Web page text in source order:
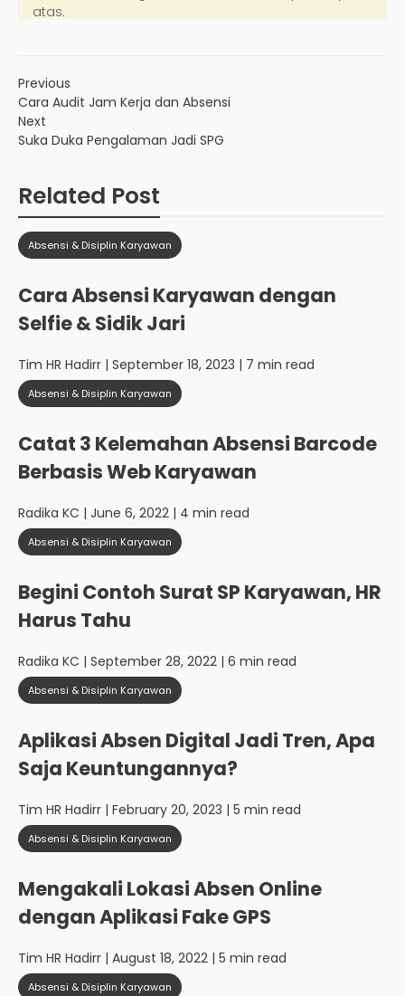
Previous
Cara Audit Jam Kerja dan Absensi
Next
Suka Duka Pengalaman Jadi SPG
Related Post
Absensi & Disiplin Karyawan
Cara Absensi Karyawan dengan
Selfie & Sidik Jari
Tim HR Hadirr | September 18, 2023 | 7 min read
Absensi & Disiplin Karyawan
Catat 3 Kelemahan Absensi Barcode
Berbasis Web Karyawan
Radika KC | June 6, 2022 | 4 min read
Absensi & Disiplin Karyawan
Begini Contoh Surat SP Karyawan, HR
Harus Tahu
Radika KC | September 28, 2022 | 6 min read
Absensi & Disiplin Karyawan
Aplikasi Absen Digital Jadi Tren, Apa
Saja Keuntungannya?
Tim HR Hadirr | February 20, 2023 | 5 min read
Absensi & Disiplin Karyawan
Mengakali Lokasi Absen Online
dengan Aplikasi Fake GPS
Tim HR Hadirr | August 18, 2022 | 5 min read
Absensi & Disiplin Karyawan